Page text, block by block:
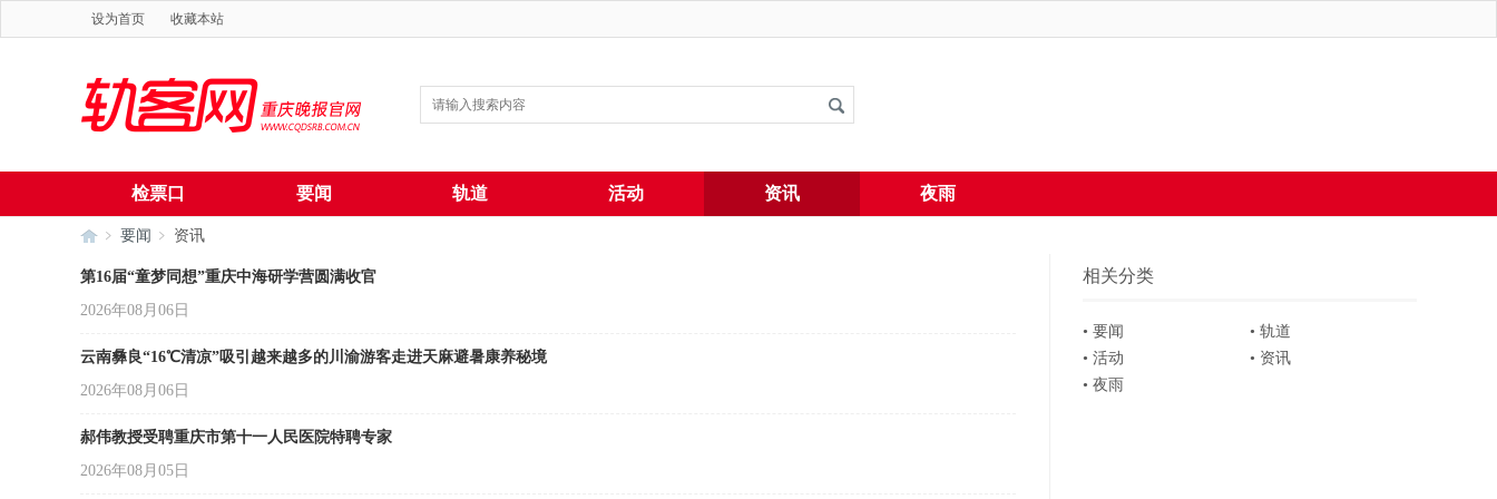
设为首页 收藏本站
检票口 要闻 轨道 活动 资讯 夜雨
要闻 资讯
第16届“童梦同想”重庆中海研学营圆满收官
2026年08月06日
云南彝良“16℃清凉”吸引越来越多的川渝游客走进天麻避暑康养秘境
2026年08月06日
郝伟教授受聘重庆市第十一人民医院特聘专家
2026年08月05日
相关分类
• 要闻 • 轨道
• 活动 • 资讯
• 夜雨